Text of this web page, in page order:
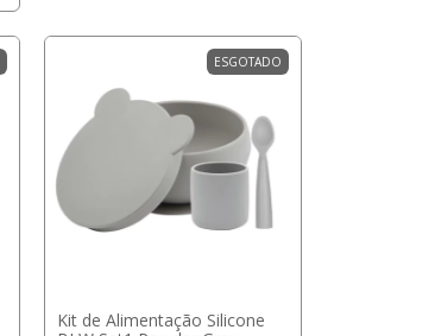
ESGOTADO
Kit de Alimentação Silicone